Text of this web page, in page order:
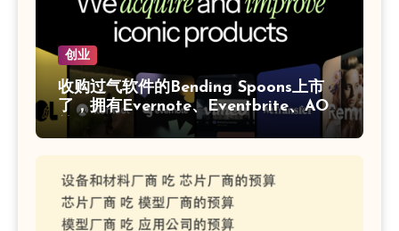
创业
收购过气软件的Bending Spoons‌上市
了，拥有Evernote、Eventbrite、AOL